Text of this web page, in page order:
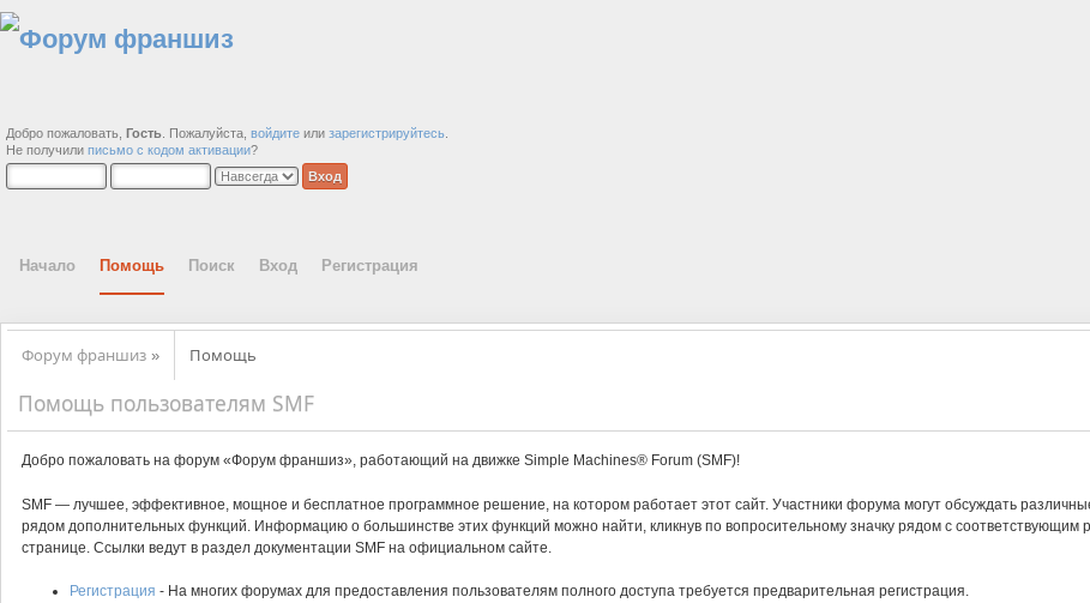
Добро пожаловать, Гость . Пожалуйста, войдите или зарегистрируйтесь
Не получили письмо с кодом активации?
Начало Помощь Поиск Вход Регистрация
Форум франшиз » Помощь
Помощь пользователям SMF
Добро пожаловать на форум «Форум франшиз», работающий на движке Simple Machines® Forum (SMF)!
SMF — лучшее, эффективное, мощное и бесплатное программное решение, на котором работает этот сайт. Участники форума могут обсуждать
рядом дополнительных функций. Информацию о большинстве этих функций можно найти, кликнув по вопросительному значку рядом с соответствующим
странице. Ссылки ведут в раздел документации SMF на официальном сайте.
Регистрация - На многих форумах для предоставления пользователям полного доступа требуется предварительная регистрация.